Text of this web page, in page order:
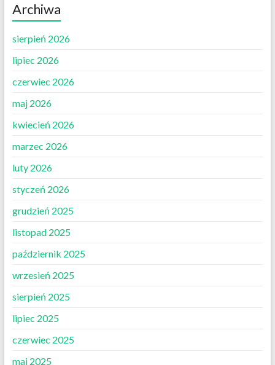
Archiwa
sierpień 2026
lipiec 2026
czerwiec 2026
maj 2026
kwiecień 2026
marzec 2026
luty 2026
styczeń 2026
grudzień 2025
listopad 2025
październik 2025
wrzesień 2025
sierpień 2025
lipiec 2025
czerwiec 2025
maj 2025